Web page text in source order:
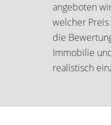
angeboten
welcher
die
Immobilie
realistisch